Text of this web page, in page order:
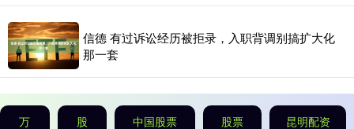
信德 有过诉讼经历被拒录，入职背调别搞扩大化
那一套
万 股 中国股票 股票 昆明配资